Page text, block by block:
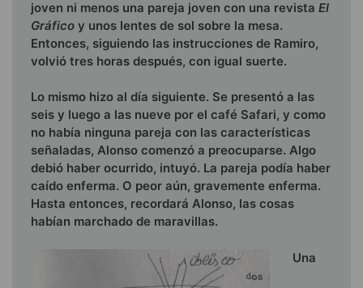
joven ni menos una pareja joven con una revista El
Gráfico y unos lentes de sol sobre la mesa.
Entonces, siguiendo las instrucciones de Ramiro,
volvió tres horas después, con igual suerte.
Lo mismo hizo al día siguiente. Se presentó a las
seis y luego a las nueve por el café Safari, y como
no había ninguna pareja con las características
señaladas, Alonso comenzó a preocuparse. Algo
debió haber ocurrido, intuyó. La pareja podía haber
caído enferma. O peor aún, gravemente enferma.
Hasta entonces, recordará Alonso, las cosas
habían marchado de maravillas.
Una